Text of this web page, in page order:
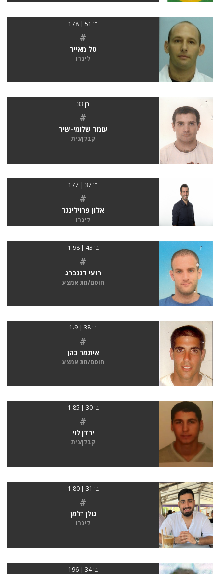
בן 51 | 178
#
טל מאייר
ליברו
בן 33
#
עומר שלומי-שיר
קבלן/נית
בן 37 | 177
#
אלון פרוילינגר
ליברו
בן 43 | 1.98
#
רועי דננברג
חוסם/מת אמצע
בן 38 | 1.9
#
איתמר כהן
חוסם/מת אמצע
בן 30 | 1.85
#
ירדן לוי
קבלן/נית
בן 31 | 1.80
#
גולן זלמן
ליברו
בן 34 | 196